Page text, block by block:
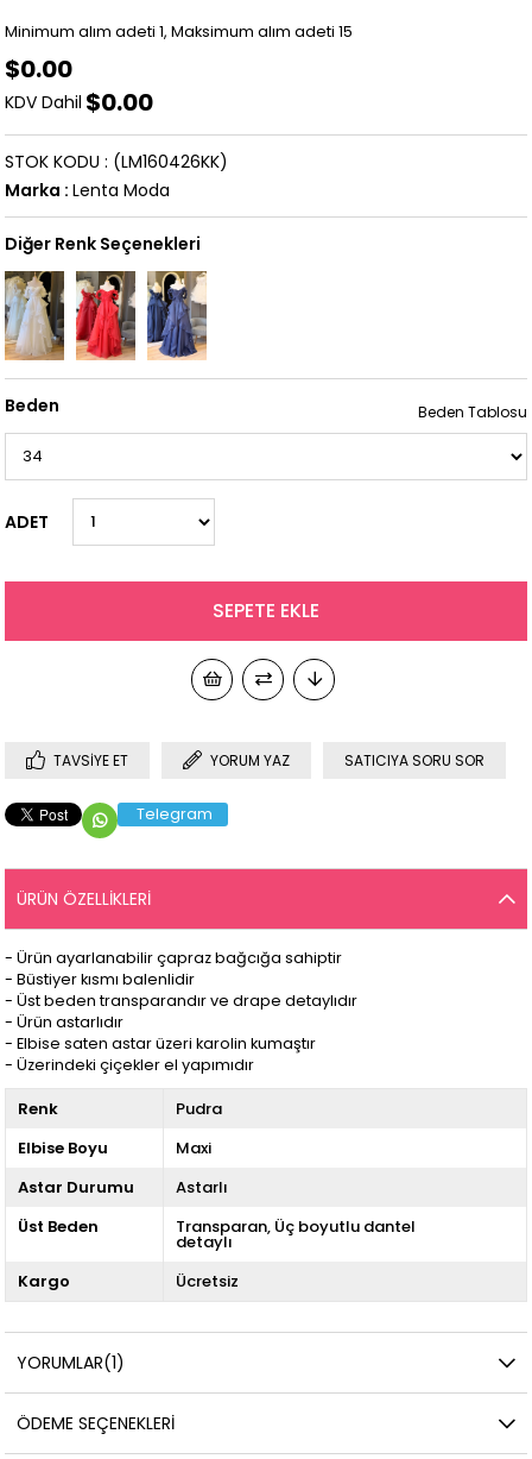
Minimum alım adeti 1, Maksimum alım adeti 15
$0.00
KDV Dahil $0.00
(LM160426KK)
STOK KODU
Marka : Lenta Moda
Diğer Renk Seçenekleri
Beden Beden Tablosu
ADET
TAVSIYE ET YORUM YAZ SATICIYA SORU SOR
Telegram
ÜRÜN ÖZELLIKLERI
- Ürün ayarlanabilir çapraz bağcığa sahiptir
- Büstiyer kısmı balenlidir
- Üst beden transparandır ve drape detaylıdır
- Ürün astarlıdır
- Elbise saten astar üzeri karolin kumaştır
- Üzerindeki çiçekler el yapımıdır
Renk
Pudra
Elbise Boyu
Maxi
Astar Durumu
Astarlı
Üst Beden
Transparan Üç boyutlu dantel
detaylı
Kargo
Ücretsiz
YORUMLAR(1)
ÖDEME SEÇENEKLERI